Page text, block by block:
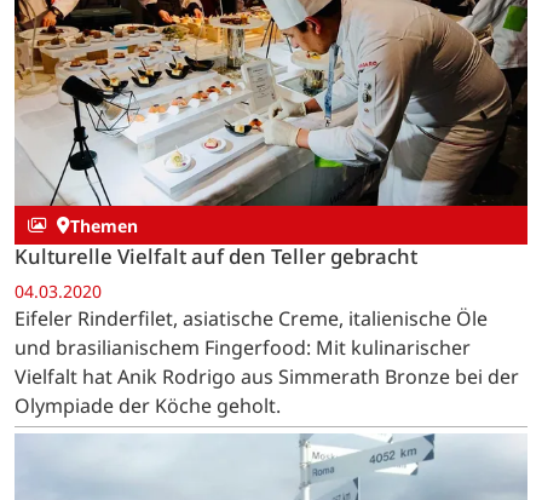
Themen
Kulturelle Vielfalt auf den Teller gebracht
04.03.2020
Eifeler Rinderfilet, asiatische Creme, italienische Öle
und brasilianischem Fingerfood: Mit kulinarischer
Vielfalt hat Anik Rodrigo aus Simmerath Bronze bei der
Olympiade der Köche geholt.